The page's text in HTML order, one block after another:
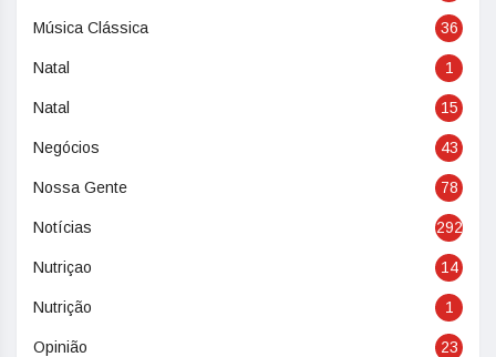
Música Clássica 36
Natal 1
Natal 15
Negócios 43
Nossa Gente 78
Notícias 292
Nutriçao 14
Nutrição 1
Opinião 23